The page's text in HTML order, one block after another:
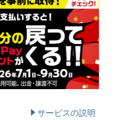
サービスの説明